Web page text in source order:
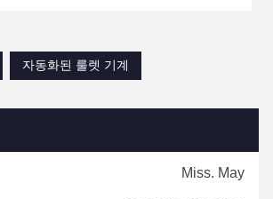
자동화된 룰렛 기계
Miss. May